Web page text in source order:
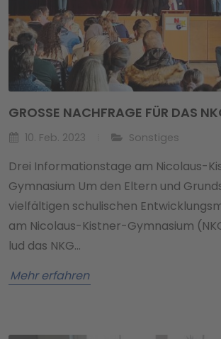
GROSSE NACHFRAGE FÜR DAS NKG
10. Feb. 2023 Sonstiges
Drei Informationstage am Nicolaus-
Gymnasium Um den Eltern und
vielfältigen schulischen
am Nicolaus-Kistner-Gymnasium
lud das NKG…
Mehr erfahren